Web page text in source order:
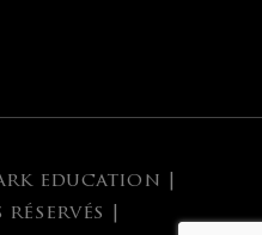
education |
|